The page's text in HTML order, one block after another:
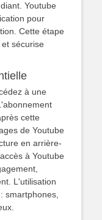
Youtube
pour
Cette étape
sécurise
à une
cette
de Youtube
en arrière-
à Youtube
L'utilisation
smartphones,